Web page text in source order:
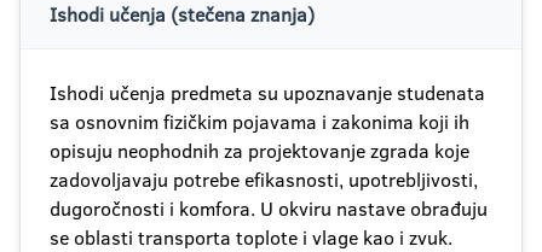
Ishodi učenja (stečena znanja)
Ishodi učenja predmeta su upoznavanje studenata
sa osnovnim fizičkim pojavama i zakonima koji ih
opisuju neophodnih za projektovanje zgrada koje
zadovoljavaju potrebe efikasnosti, upotrebljivosti,
dugoročnosti i komfora. U okviru nastave obrađuju
se oblasti transporta toplote i vlage kao i zvuk.